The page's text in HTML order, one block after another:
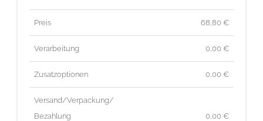
Preis 68,80 €
Verarbeitung 0,00 €
Zusatzoptionen 0,00 €
Versand/Verpackung/
Bezahlung
0,00 €